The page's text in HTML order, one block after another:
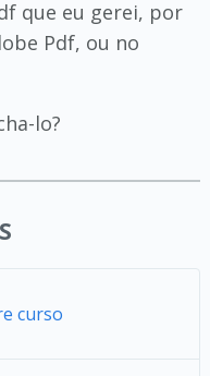
que eu gerei, por
Pdf, ou no
lo?
curso